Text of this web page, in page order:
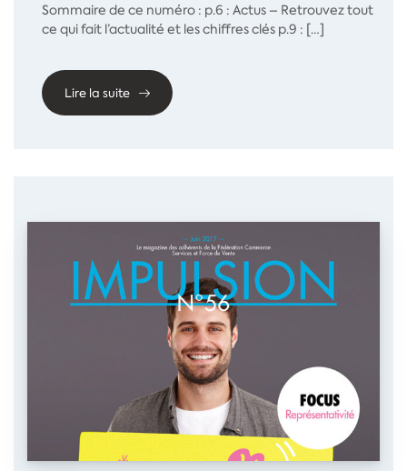
Sommaire de ce numéro : p.6 : Actus – Retrouvez tout
ce qui fait l’actualité et les chiffres clés p.9 : […]
Lire la suite